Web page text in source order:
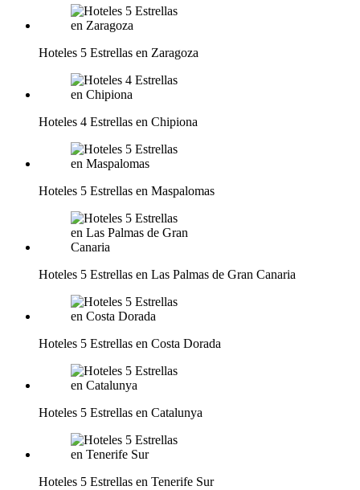
Hoteles 5 Estrellas en Zaragoza
Hoteles 4 Estrellas en Chipiona
Hoteles 5 Estrellas en Maspalomas
Hoteles 5 Estrellas en Las Palmas de Gran Canaria
Hoteles 5 Estrellas en Costa Dorada
Hoteles 5 Estrellas en Catalunya
Hoteles 5 Estrellas en Tenerife Sur